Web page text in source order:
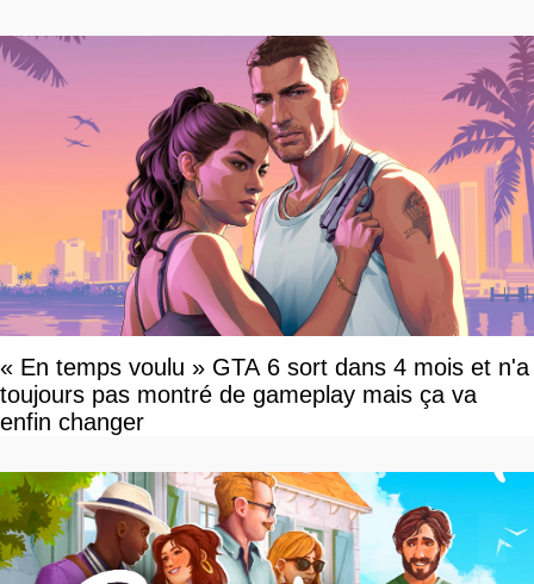
« En temps voulu » GTA 6 sort dans 4 mois et n'a
toujours pas montré de gameplay mais ça va
enfin changer